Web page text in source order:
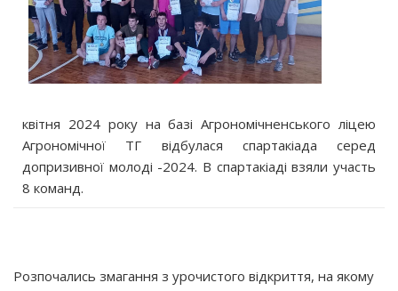
квітня 2024 року на базі Агрономічненського ліцею
Агрономічної ТГ відбулася спартакіада серед
допризивної молоді -2024. В спартакіаді взяли участь
8 команд.
Розпочались змагання з урочистого відкриття, на якому